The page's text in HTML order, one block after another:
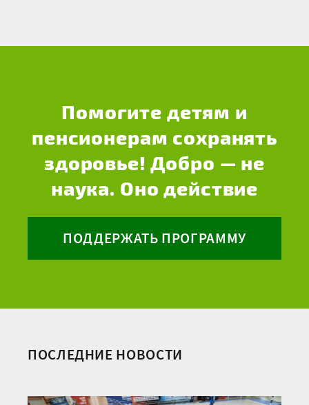
Помогите детям и
пенсионерам сохранять
здоровье! Добро — не
наука. Оно действие
ПОДДЕРЖАТЬ ПРОГРАММУ
ПОСЛЕДНИЕ НОВОСТИ